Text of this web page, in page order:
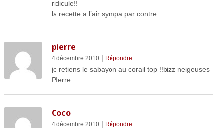
ridicule!!
la recette a l’air sympa par contre
pierre
4 décembre 2010| Répondre
je retiens le sabayon au corail top !!bizz neigeuses
PIerre
Coco
4 décembre 2010| Répondre